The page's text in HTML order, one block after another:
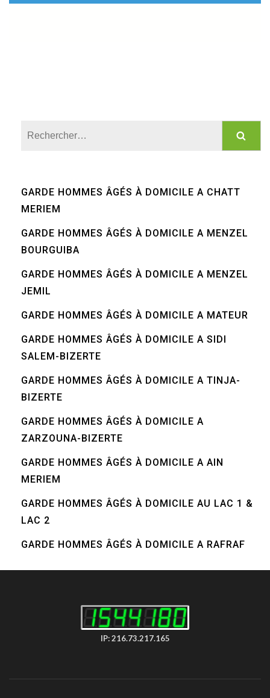
GARDE HOMMES ÂGÉS À DOMICILE A CHATT
MERIEM
GARDE HOMMES ÂGÉS À DOMICILE A MENZEL
BOURGUIBA
GARDE HOMMES ÂGÉS À DOMICILE A MENZEL
JEMIL
GARDE HOMMES ÂGÉS À DOMICILE A MATEUR
GARDE HOMMES ÂGÉS À DOMICILE A SIDI
SALEM-BIZERTE
GARDE HOMMES ÂGÉS À DOMICILE A TINJA-
BIZERTE
GARDE HOMMES ÂGÉS À DOMICILE A
ZARZOUNA-BIZERTE
GARDE HOMMES ÂGÉS À DOMICILE A AIN
MERIEM
GARDE HOMMES ÂGÉS À DOMICILE AU LAC 1 &
LAC 2
GARDE HOMMES ÂGÉS À DOMICILE A RAFRAF
IP: 216.73.217.165